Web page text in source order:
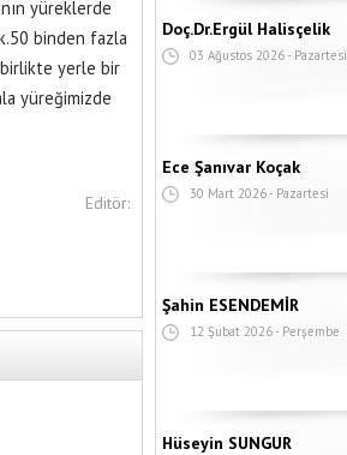
yüreklerde
binden fazla
birlikte yerle bir
yüreğimizde
Editör:
Doç.Dr.Ergül Halisçelik
03 Ağustos 2026 - Pazartesi
Ece Şanıvar Koçak
30 Mart 2026 - Pazartesi
Şahin ESENDEMİR
12 Şubat 2026 - Perşembe
Hüseyin SUNGUR